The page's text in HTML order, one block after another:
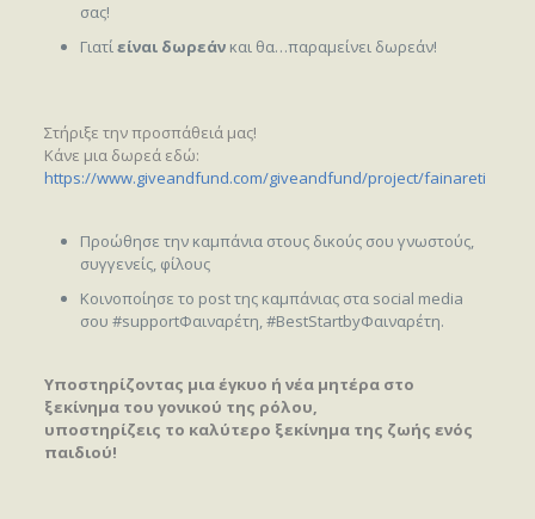
σας!
Γιατίείναι δωρεάνκαι θα…παραμείνει δωρεάν!
Στήριξε την προσπάθειά μας!
Κάνε μια δωρεά εδώ:
https://www.giveandfund.com/giveandfund/project/fainareti
Προώθησε την καμπάνια στους δικούς σου γνωστούς,
συγγενείς, φίλους
Κοινοποίησε το post της καμπάνιας στα social media
σου #supportΦαιναρέτη, #BestStartbyΦαιναρέτη.
Υποστηρίζοντας μια έγκυο ή νέα μητέρα στο
ξεκίνημα του γονικού της ρόλου,
υποστηρίζεις το καλύτερο ξεκίνημα της ζωής ενός
παιδιού!